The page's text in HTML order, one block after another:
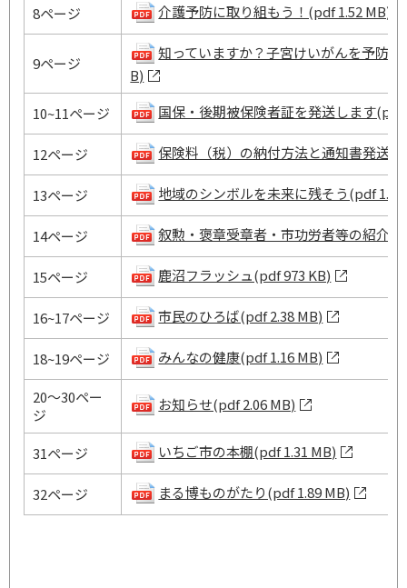
8ページ 介護予防に取り組もう！(pdf 1.52 MB)
9ページ
知っていますか？子宮けいがんを予防
B)
10~11ページ
国保・後期被保険者証を発送します(pdf
12ページ 保険料（税）の納付方法と通知書発送
13ページ 地域のシンボルを未来に残そう(pdf 1.23
14ページ 叙勲・褒章受章者・市功労者等の紹介
15ページ 鹿沼フラッシュ(pdf 973 KB)
16~17ページ 市民のひろば(pdf 2.38 MB)
18~19ページ みんなの健康(pdf 1.16 MB)
20～30ペー
ジ
お知らせ(pdf 2.06 MB)
31ページ いちご市の本棚(pdf 1.31 MB)
32ページ まる博ものがたり(pdf 1.89 MB)